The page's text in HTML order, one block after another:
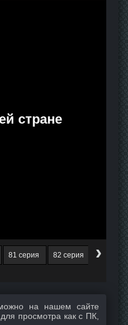
81 серия 82 серия 83 серия
›
на нашем сайте
просмотра как с ПК,